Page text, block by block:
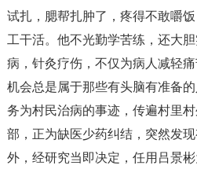
试扎，腮帮扎肿了，疼得不敢嚼
工干活。他不光勤学苦练，还大
病，针灸疗伤，不仅为病人减轻痛
机会总是属于那些有头脑有准备
务为村民治病的事迹，传遍村里
部，正为缺医少药纠结，突然发
外，经研究当即决定，任用吕景